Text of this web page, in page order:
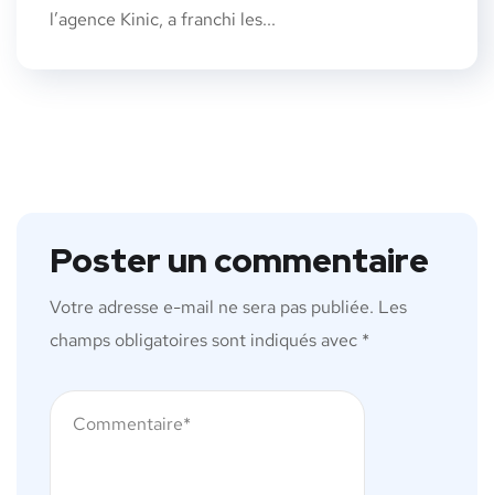
l’agence Kinic, a franchi les...
Poster un commentaire
Votre adresse e-mail ne sera pas publiée. Les
champs obligatoires sont indiqués avec *